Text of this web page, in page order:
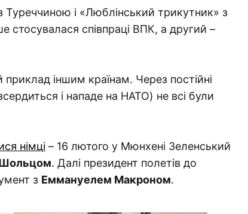
Туреччиною і «Люблінський трикутник» з
співпраці ВПК, а другий –
іншим країнам. Через постійні
і нападе на НАТО) не всі були
німці – 16 лютого у Мюнхені Зеленський
. Далі президент полетів до
з Еммануелем Макроном.